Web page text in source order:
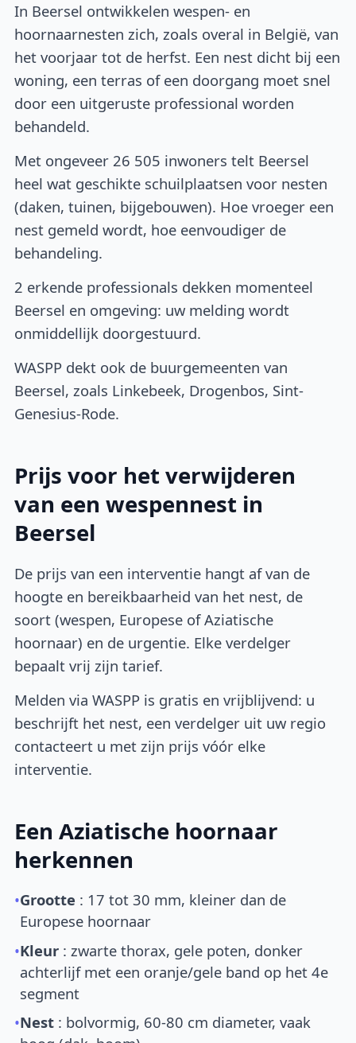
In Beersel ontwikkelen wespen- en
hoornaarnesten zich, zoals overal in België, van
het voorjaar tot de herfst. Een nest dicht bij een
woning, een terras of een doorgang moet snel
door een uitgeruste professional worden
behandeld.
Met ongeveer 26 505 inwoners telt Beersel
heel wat geschikte schuilplaatsen voor nesten
(daken, tuinen, bijgebouwen). Hoe vroeger een
nest gemeld wordt, hoe eenvoudiger de
behandeling.
2 erkende professionals dekken momenteel
Beersel en omgeving: uw melding wordt
onmiddellijk doorgestuurd.
WASPP dekt ook de buurgemeenten van
Beersel, zoals Linkebeek, Drogenbos, Sint-
Genesius-Rode.
Prijs voor het verwijderen
van een wespennest in
Beersel
De prijs van een interventie hangt af van de
hoogte en bereikbaarheid van het nest, de
soort (wespen, Europese of Aziatische
hoornaar) en de urgentie. Elke verdelger
bepaalt vrij zijn tarief.
Melden via WASPP is gratis en vrijblijvend: u
beschrijft het nest, een verdelger uit uw regio
contacteert u met zijn prijs vóór elke
interventie.
Een Aziatische hoornaar
herkennen
•Grootte : 17 tot 30 mm, kleiner dan de
Europese hoornaar
•Kleur : zwarte thorax, gele poten, donker
achterlijf met een oranje/gele band op het 4e
segment
•Nest : bolvormig, 60-80 cm diameter, vaak